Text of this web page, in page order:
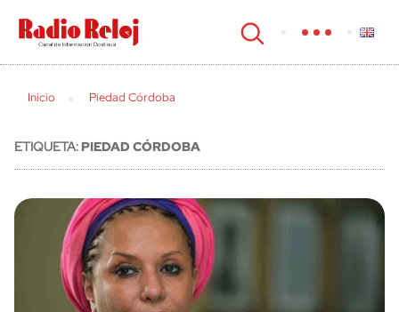
cerrar
Inicio Piedad Córdoba
ETIQUETA:PIEDAD CÓRDOBA